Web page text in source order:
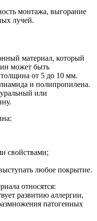
монтажа, выгорание
лучей.
материал, который
может быть
от 5 до 10 мм.
и полипропилена.
или
свойствами;
любое покрытие.
относятся:
развитию аллергии,
патогенных